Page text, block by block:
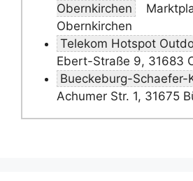
Obernkirchen
Obernkirchen
Telekom Hotspot
Ebert-Straße 9, 31683
Bueckeburg-Schaefer-
Achumer Str. 1, 31675